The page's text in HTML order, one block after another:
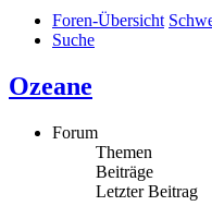
Foren-Übersicht
Suche
Ozeane
Forum
Themen
Beiträge
Letzter Beitrag